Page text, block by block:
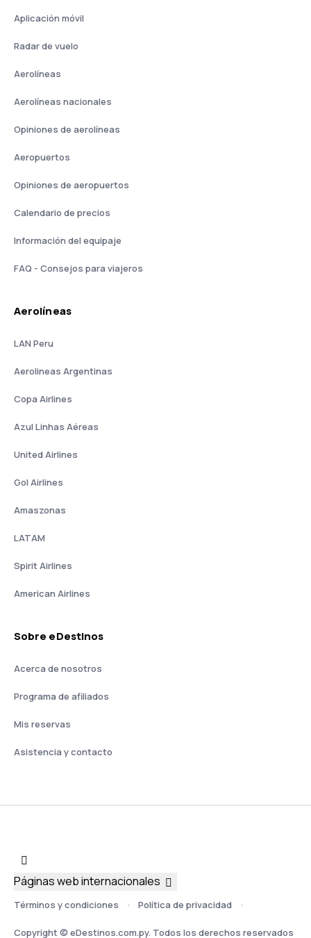
Aplicación móvil
Radar de vuelo
Aerolíneas
Aerolíneas nacionales
Opiniones de aerolíneas
Aeropuertos
Opiniones de aeropuertos
Calendario de precios
Información del equipaje
FAQ - Consejos para viajeros
Aerolíneas
LAN Peru
Aerolineas Argentinas
Copa Airlines
Azul Linhas Aéreas
United Airlines
Gol Airlines
Amaszonas
LATAM
Spirit Airlines
American Airlines
Sobre eDestinos
Acerca de nosotros
Programa de afiliados
Mis reservas
Asistencia y contacto
Términos y condiciones Política de privacidad
Copyright © eDestinos.com.py. Todos los derechos reservados
Páginas web internacionales